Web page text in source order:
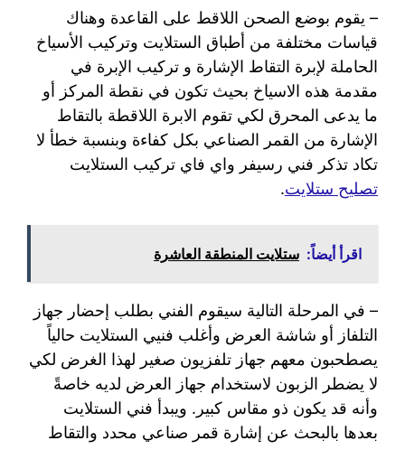
– يقوم بوضع الصحن اللاقط على القاعدة وهناك
قياسات مختلفة من أطباق الستلايت وتركيب الأسياخ
الحاملة لإبرة التقاط الإشارة و تركيب الإبرة في
مقدمة هذه الاسياخ بحيث تكون في نقطة المركز أو
ما يدعى المحرق لكي تقوم الابرة اللاقطة بالتقاط
الإشارة من القمر الصناعي بكل كفاءة وبنسبة خطأ لا
تكاد تذكر فني رسيفر واي فاي تركيب الستلايت
تصليح ستلايت.
اقرأ أيضاً: ستلايت المنطقة العاشرة
– في المرحلة التالية سيقوم الفني بطلب إحضار جهاز
التلفاز أو شاشة العرض وأغلب فنيي الستلايت حالياً
يصطحبون معهم جهاز تلفزيون صغير لهذا الغرض لكي
لا يضطر الزبون لاستخدام جهاز العرض لديه خاصةً
وأنه قد يكون ذو مقاس كبير. ويبدأ فني الستلايت
بعدها بالبحث عن إشارة قمر صناعي محدد والتقاط